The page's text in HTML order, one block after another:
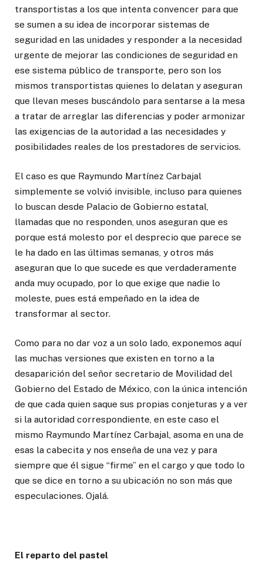
transportistas a los que intenta convencer para que
se sumen a su idea de incorporar sistemas de
seguridad en las unidades y responder a la necesidad
urgente de mejorar las condiciones de seguridad en
ese sistema público de transporte, pero son los
mismos transportistas quienes lo delatan y aseguran
que llevan meses buscándolo para sentarse a la mesa
a tratar de arreglar las diferencias y poder armonizar
las exigencias de la autoridad a las necesidades y
posibilidades reales de los prestadores de servicios.
El caso es que Raymundo Martínez Carbajal
simplemente se volvió invisible, incluso para quienes
lo buscan desde Palacio de Gobierno estatal,
llamadas que no responden, unos aseguran que es
porque está molesto por el desprecio que parece se
le ha dado en las últimas semanas, y otros más
aseguran que lo que sucede es que verdaderamente
anda muy ocupado, por lo que exige que nadie lo
moleste, pues está empeñado en la idea de
transformar al sector.
Como para no dar voz a un solo lado, exponemos aquí
las muchas versiones que existen en torno a la
desaparición del señor secretario de Movilidad del
Gobierno del Estado de México, con la única intención
de que cada quien saque sus propias conjeturas y a ver
si la autoridad correspondiente, en este caso el
mismo Raymundo Martínez Carbajal, asoma en una de
esas la cabecita y nos enseña de una vez y para
siempre que él sigue “firme” en el cargo y que todo lo
que se dice en torno a su ubicación no son más que
especulaciones. Ojalá.
El reparto del pastel